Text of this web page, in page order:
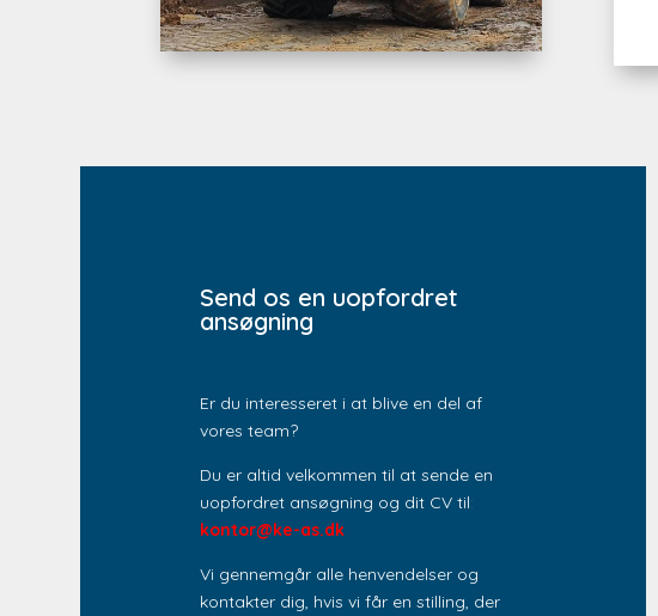
Send os en uopfordret
ansøgning
Er du interesseret i at blive en del af
vores team?
Du er altid velkommen til at sende en
uopfordret ansøgning og dit CV til:
kontor@ke-as.dk
Vi gennemgår alle henvendelser og
kontakter dig, hvis vi får en stilling, der